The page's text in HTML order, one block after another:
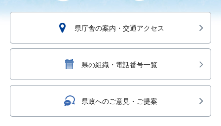
県庁舎の案内・交通アクセス
県の組織・電話番号一覧
県政へのご意見・ご提案